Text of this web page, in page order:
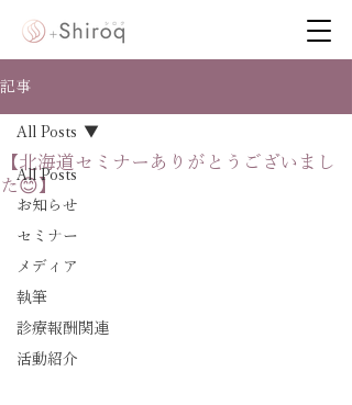
記事
All Posts
お知らせ
セミナー
メディア
執筆
診療報酬関連
活動紹介
All Posts
【北海道セミナーありがとうございまし
た😊】